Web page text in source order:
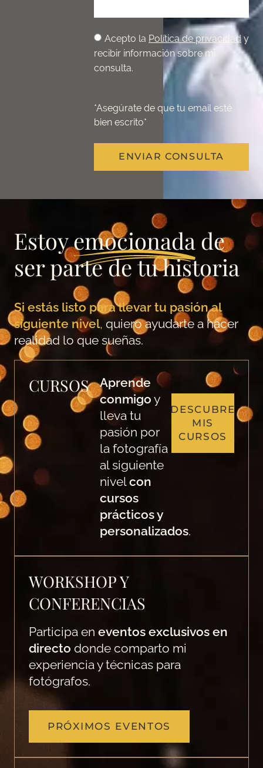
Acepto la Política de privacidady
recibir información sobre mi
consulta.
*Asegúrate de que tu email esté
bien escrito*
ENVIAR CONSULTA
Estoyemocionadade
ser parte de tu historia
Si estás listo para llevar tu pasión al
siguiente nivel, quiero ayudarte a hacer
realidad lo que sueñas.
CURSOS
Aprende
conmigo y
lleva tu
pasión por
la fotografía
al siguiente
nivelcon
cursos
prácticos y
personalizados.
DESCUBRE
MIS
CURSOS
WORKSHOP Y
CONFERENCIAS
Participa en eventos exclusivos en
directo donde comparto mi
experiencia y técnicas para
fotógrafos.
PRÓXIMOS EVENTOS